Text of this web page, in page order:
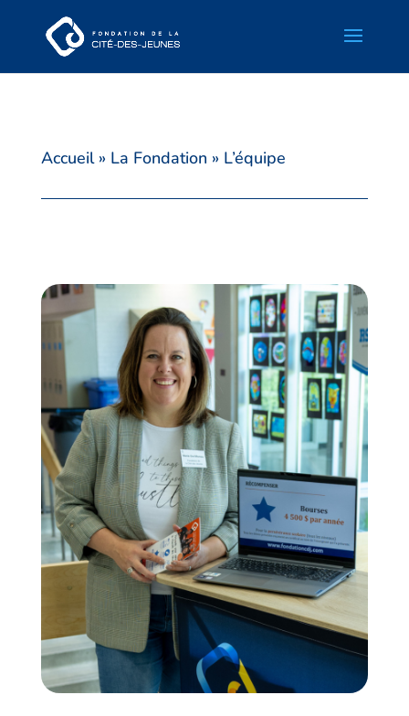
Accueil» La Fondation » L’équipe